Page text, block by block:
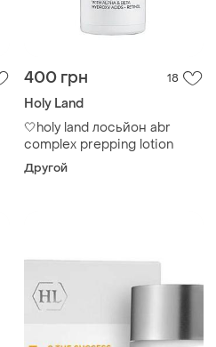
400 грн 18
Holy Land
🤍holy land лосьйон abr
complex prepping lotion
Другой